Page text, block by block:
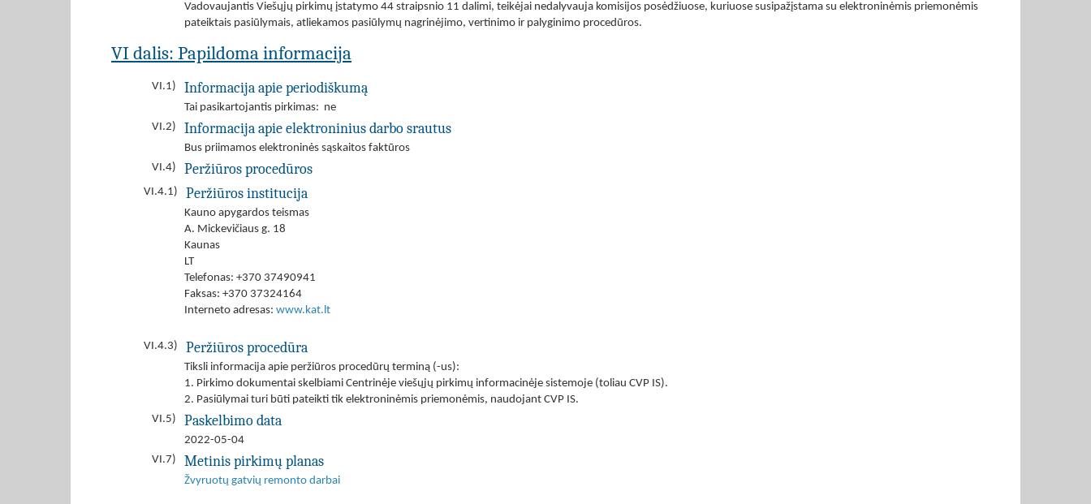
Vadovaujantis Viešųjų pirkimų įstatymo 44 straipsnio 11 dalimi, teikėjai nedalyvauja komisijos posėdžiuose, kuriuose susipažįstama su elektroninėmis priemonėmis
pateiktais pasiūlymais, atliekamos pasiūlymų nagrinėjimo, vertinimo ir palyginimo procedūros.
VI dalis: Papildoma informacija
VI.1) Informacija apie periodiškumą
Tai pasikartojantis pirkimas: ne
VI.2)
Informacija apie elektroninius darbo srautus
Bus priimamos elektroninės sąskaitos faktūros
VI.4)
Peržiūros procedūros
VI.4.1) Peržiūros institucija
Kauno apygardos teismas
A. Mickevičiaus g. 18
Kaunas
LT
Telefonas: +370 37490941
Faksas: +370 37324164
Interneto adresas: www.kat.lt
VI.4.3) Peržiūros procedūra
Tiksli informacija apie peržiūros procedūrų terminą (-us):
1. Pirkimo dokumentai skelbiami Centrinėje viešųjų pirkimų informacinėje sistemoje (toliau CVP IS).
2. Pasiūlymai turi būti pateikti tik elektroninėmis priemonėmis, naudojant CVP IS.
VI.5)
Paskelbimo data
2022-05-04
VI.7)
Metinis pirkimų planas
Žvyruotų gatvių remonto darbai